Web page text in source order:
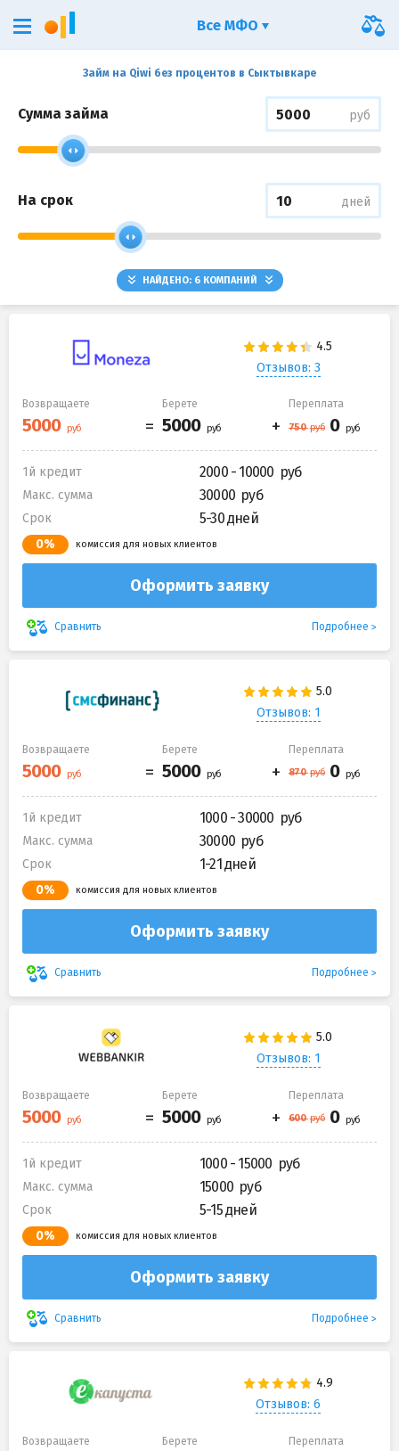
Займ на Qiwi без процентов в Сыктывкаре
Сумма займа руб
На срок дней
НАЙДЕНО: 6КОМПАНИЙ
Отзывов: 3
Возвращаете Берете Переплата
1й кредит 2000 - 10000
Макс. сумма 30000
Срок 5-30 дней
0% комиссия для новых клиентов
Оформить заявку
Сравнить Подробнее
Отзывов: 1
Возвращаете Берете Переплата
1й кредит 1000 - 30000
Макс. сумма 30000
Срок 1-21 дней
0% комиссия для новых клиентов
Оформить заявку
Сравнить Подробнее
Отзывов: 1
Возвращаете Берете Переплата
1й кредит 1000 - 15000
Макс. сумма 15000
Срок 5-15 дней
0% комиссия для новых клиентов
Оформить заявку
Сравнить Подробнее
Отзывов: 6
Возвращаете Берете Переплата
Все МФО